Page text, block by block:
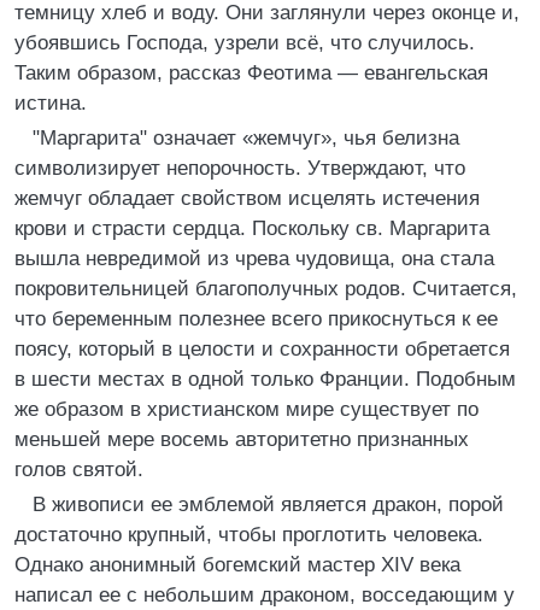
темницу хлеб и воду. Они заглянули через оконце и,
убоявшись Господа, узрели всё, что случилось.
Таким образом, рассказ Феотима — евангельская
истина.
"Маргарита" означает «жемчуг», чья белизна
символизирует непорочность. Утверждают, что
жемчуг обладает свойством исцелять истечения
крови и страсти сердца. Поскольку св. Маргарита
вышла невредимой из чрева чудовища, она стала
покровительницей благополучных родов. Считается,
что беременным полезнее всего прикоснуться к ее
поясу, который в целости и сохранности обретается
в шести местах в одной только Франции. Подобным
же образом в христианском мире существует по
меньшей мере восемь авторитетно признанных
голов святой.
В живописи ее эмблемой является дракон, порой
достаточно крупный, чтобы проглотить человека.
Однако анонимный богемский мастер XIV века
написал ее с небольшим драконом, восседающим у